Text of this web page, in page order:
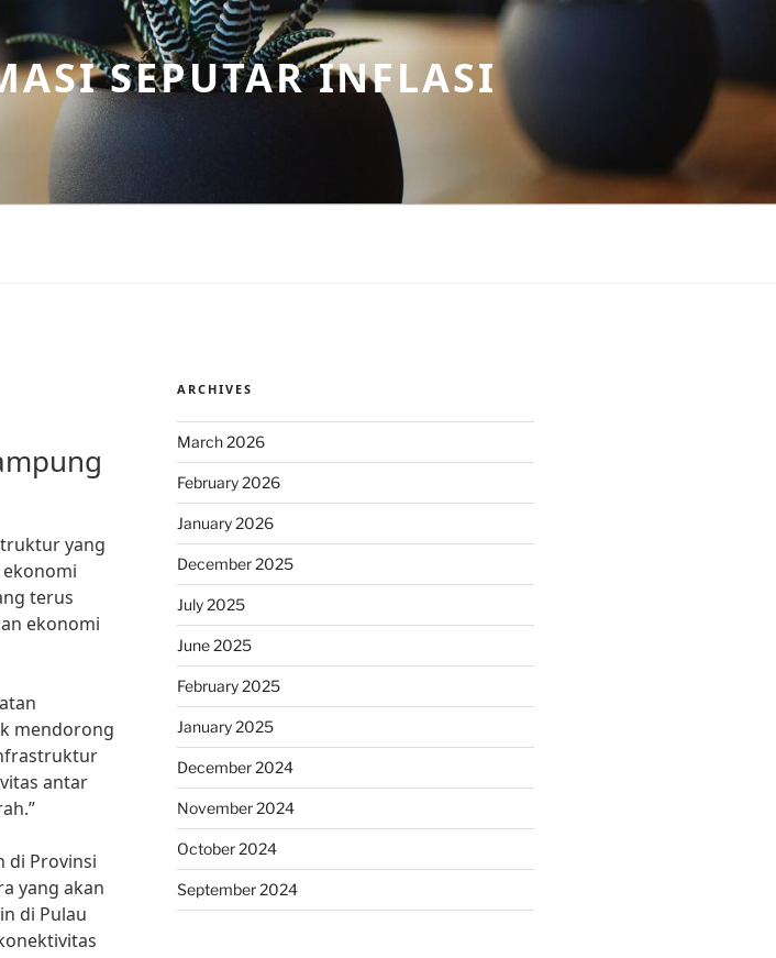
SEPUTAR INFLASI
yang
terus
ekonomi
mendorong
antar
di Provinsi
yang akan
di Pulau
ARCHIVES
March 2026
February 2026
January 2026
December 2025
July 2025
June 2025
February 2025
January 2025
December 2024
November 2024
October 2024
September 2024